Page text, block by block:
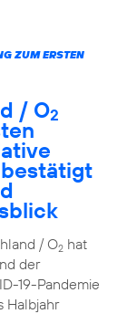
ZUM ERSTEN
/ O2
/ O2hat
der
19-Pandemie
Halbjahr